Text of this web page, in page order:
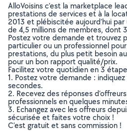
AlloVoisins c’est la marketplace
prestations de services et à la
2013 et plébiscitée aujourd’hui
de 4,5 millions de membres, dont
Postez votre demande et trouvez
particulier ou un professionnel
prestations, du plus petit besoin
pour un bon rapport qualité/prix.
Facilitez votre quotidien en 3
1. Postez votre demande :
secondes.
2. Recevez des réponses
professionnels en quelques
3. Echangez avec les offreurs
sécurisée et faites votre choix !
C’est gratuit et sans commission !